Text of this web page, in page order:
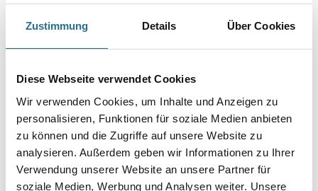
Zustimmung Details Über Cookies
Diese Webseite verwendet Cookies
Wir verwenden Cookies, um Inhalte und Anzeigen zu
personalisieren, Funktionen für soziale Medien anbieten
zu können und die Zugriffe auf unsere Website zu
analysieren. Außerdem geben wir Informationen zu Ihrer
Verwendung unserer Website an unsere Partner für
soziale Medien, Werbung und Analysen weiter. Unsere
Art-Nr.:1170-006423
Umrechnungsfaktoren